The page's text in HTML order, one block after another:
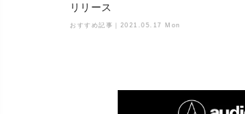
リリース
おすすめ記事｜ 2021.05.17 Mon